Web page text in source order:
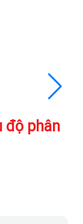
độ phân